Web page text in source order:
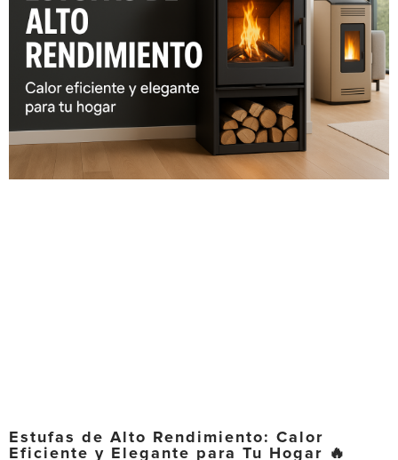
Estufas de Alto Rendimiento: Calor
Eficiente y Elegante para Tu Hogar 🔥